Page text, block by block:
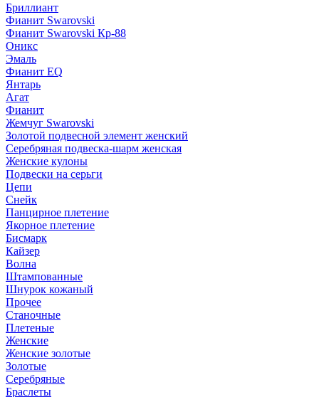
Бриллиант
Фианит Swarovski
Фианит Swarovski Кр-88
Оникс
Эмаль
Фианит EQ
Янтарь
Агат
Фианит
Жемчуг Swarovski
Золотой подвесной элемент женcкий
Серебряная подвеска-шарм женская
Женские кулоны
Подвески на серьги
Цепи
Снейк
Панцирное плетение
Якорное плетение
Бисмарк
Кайзер
Волна
Штампованные
Шнурок кожаный
Прочее
Станочные
Плетеные
Женские
Женские золотые
Золотые
Серебряные
Браслеты